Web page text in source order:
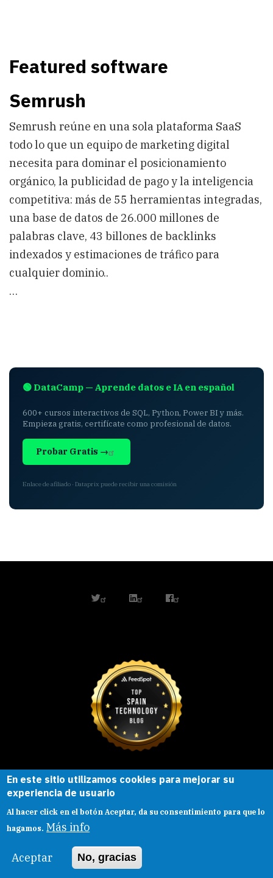
Featured software
Semrush
Semrush reúne en una sola plataforma SaaS
todo lo que un equipo de marketing digital
necesita para dominar el posicionamiento
orgánico, la publicidad de pago y la inteligencia
competitiva: más de 55 herramientas integradas,
una base de datos de 26.000 millones de
palabras clave, 43 billones de backlinks
indexados y estimaciones de tráfico para
cualquier dominio..
…
🟢 DataCamp — Aprende datos e IA en español
600+ cursos interactivos de SQL, Python, Power BI y más.
Empieza gratis, certifícate como profesional de datos.
Probar Gratis →
Enlace de afiliado · Dataprix puede recibir una comisión
twitterlinkedinfacebook
Esta obra está bajo una
Creative Commons
Reconocimiento-
CompartirIgual |
En este sitio utilizamos cookies para mejorar su
experiencia de usuario
Al hacer click en el botón Aceptar, da su consentimiento para que lo
hagamos. Más info
Aceptar No, gracias